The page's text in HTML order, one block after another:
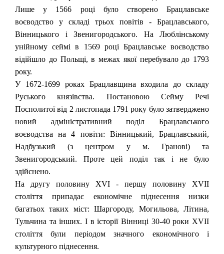
Лише у 1566 році було створено Брацлавське
воєводство у складі трьох повітів - Брацлавського,
Вінницького і Звенигородського. На Люблінському
унійному сеймі в 1569 році Брацлавське воєводство
відійшло до Польщі, в межах якої перебувало до 1793
року.
У 1672-1699 роках Брацлавщина входила до складу
Руського князівства. Постановою Сейму Речі
Посполитої від 2 листопада 1791 року було затверджено
новий адміністративний поділ Брацлавського
воєводства на 4 повіти: Вінницький, Брацлавський,
Надбузький (з центром у м. Гранові) та
Звенигородський. Проте цей поділ так і не було
здійснено.
На другу половину XVI - першу половину XVII
століття припадає економічне піднесення низки
багатьох таких міст: Шаргороду, Могильова, Літина,
Тульчина та інших. І в історії Вінниці 30-40 роки XVII
століття були періодом значного економічного і
культурного піднесення.